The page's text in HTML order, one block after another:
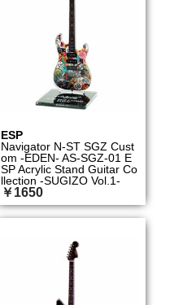
ESP
Navigator N-ST SGZ Cust
om -EDEN- AS-SGZ-01 E
SP Acrylic Stand Guitar Co
llection -SUGIZO Vol.1-
￥1650